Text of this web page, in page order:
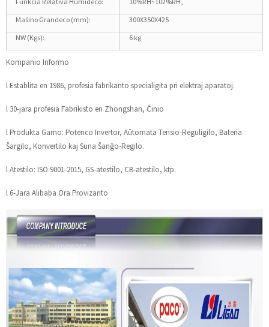
Maŝino Grandeco (mm):
300X350X425
NW (Kgs):
6 kg
Kompanio Informo
l Establita en 1986, profesia fabrikanto specialigita pri elektraj aparatoj.
l 30-jara profesia Fabrikisto en Zhongshan, Ĉinio
l Produkta Gamo: Potenco Invertor, Aŭtomata Tensio-Reguligilo, Bateria
Ŝargilo, Konvertilo kaj Suna Ŝanĝo-Regilo.
l Atestilo: ISO 9001-2015, GS-atestilo, CB-atestilo, ktp.
l 6-Jara Alibaba Ora Provizanto